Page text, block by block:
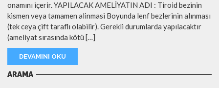
onamını içerir. YAPILACAK AMELİYATIN ADI : Tiroid bezinin
kismen veya tamamen alinmasi Boyunda lenf bezlerinin alınması
(tek ceya çift taraflı olabilir). Gerekli durumlarda yapılacaktır
(ameliyat sırasında kötü […]
DEVAMINI OKU
ARAMA